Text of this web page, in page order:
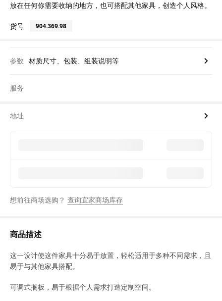
放在任何你需要收纳的地方，也可搭配其他家具，创造个人风格。
货号 904.369.98
参数 材质尺寸、包装、组装说明等
服务
地址
想前往商场选购？ 查询宜家商场库存
商品描述
这一设计使这件家具十分易于放置，轻松适用于多种不同需求，且
易于与其他家具搭配。
可调式搁板，易于根据个人需求打造定制空间。